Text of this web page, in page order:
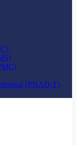
(PNAD-T)